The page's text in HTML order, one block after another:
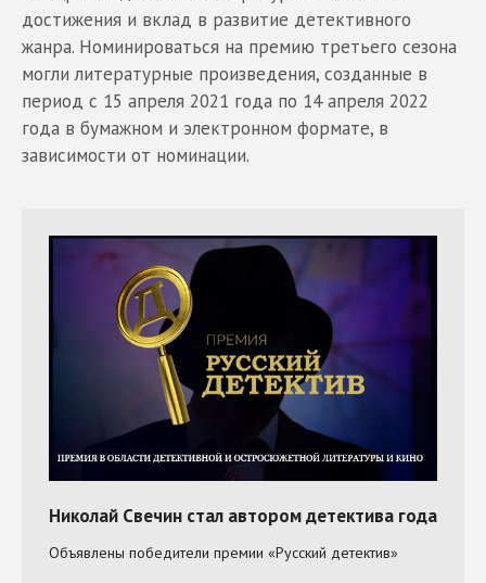
достижения и вклад в развитие детективного
жанра. Номинироваться на премию третьего сезона
могли литературные произведения, созданные в
период с 15 апреля 2021 года по 14 апреля 2022
года в бумажном и электронном формате, в
зависимости от номинации.